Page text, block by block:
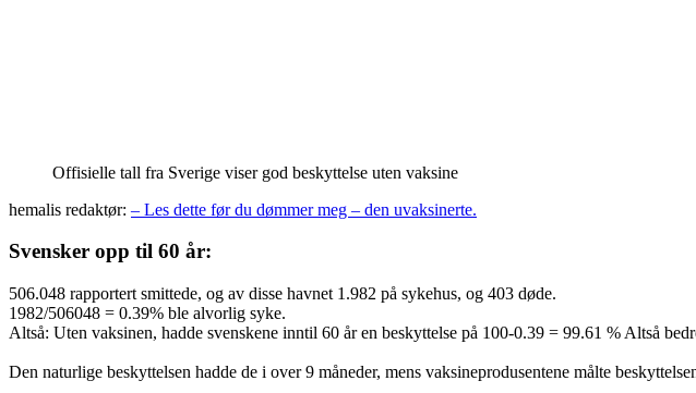
Offisielle tall fra Sverige viser god beskyttelse uten vaksine
hemalis redaktør: – Les dette før du dømmer meg – den uvaksinerte.
Svensker opp til 60 år:
506.048 rapportert smittede, og av disse havnet 1.982 på sykehus, og 403 døde.
1982/506048 = 0.39% ble alvorlig syke.
Altså: Uten vaksinen, hadde svenskene inntil 60 år en beskyttelse på 100-0.39 = 99.61 % Altså
Den naturlige beskyttelsen hadde de i over 9 måneder, mens vaksineprodusentene målte